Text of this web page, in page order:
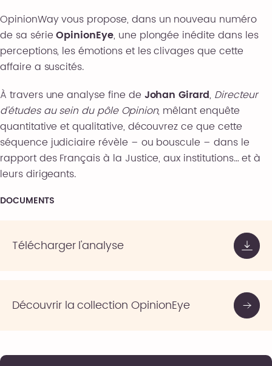
OpinionWay vous propose, dans un nouveau numéro
de sa sérieOpinionEye, une plongée inédite dans les
perceptions, les émotions et les clivages que cette
affaire a suscités.
À travers une analyse fine de Johan Girard, Directeur
d’études au sein du pôle Opinion, mêlant enquête
quantitative et qualitative, découvrez ce que cette
séquence judiciaire révèle – ou bouscule – dans le
rapport des Français à la Justice, aux institutions… et à
leurs dirigeants.
DOCUMENTS
Télécharger l'analyse
Découvrir la collection OpinionEye